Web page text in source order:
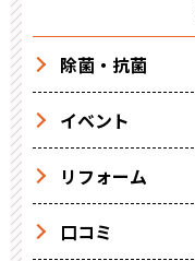
除菌・抗菌
イベント
リフォーム
口コミ